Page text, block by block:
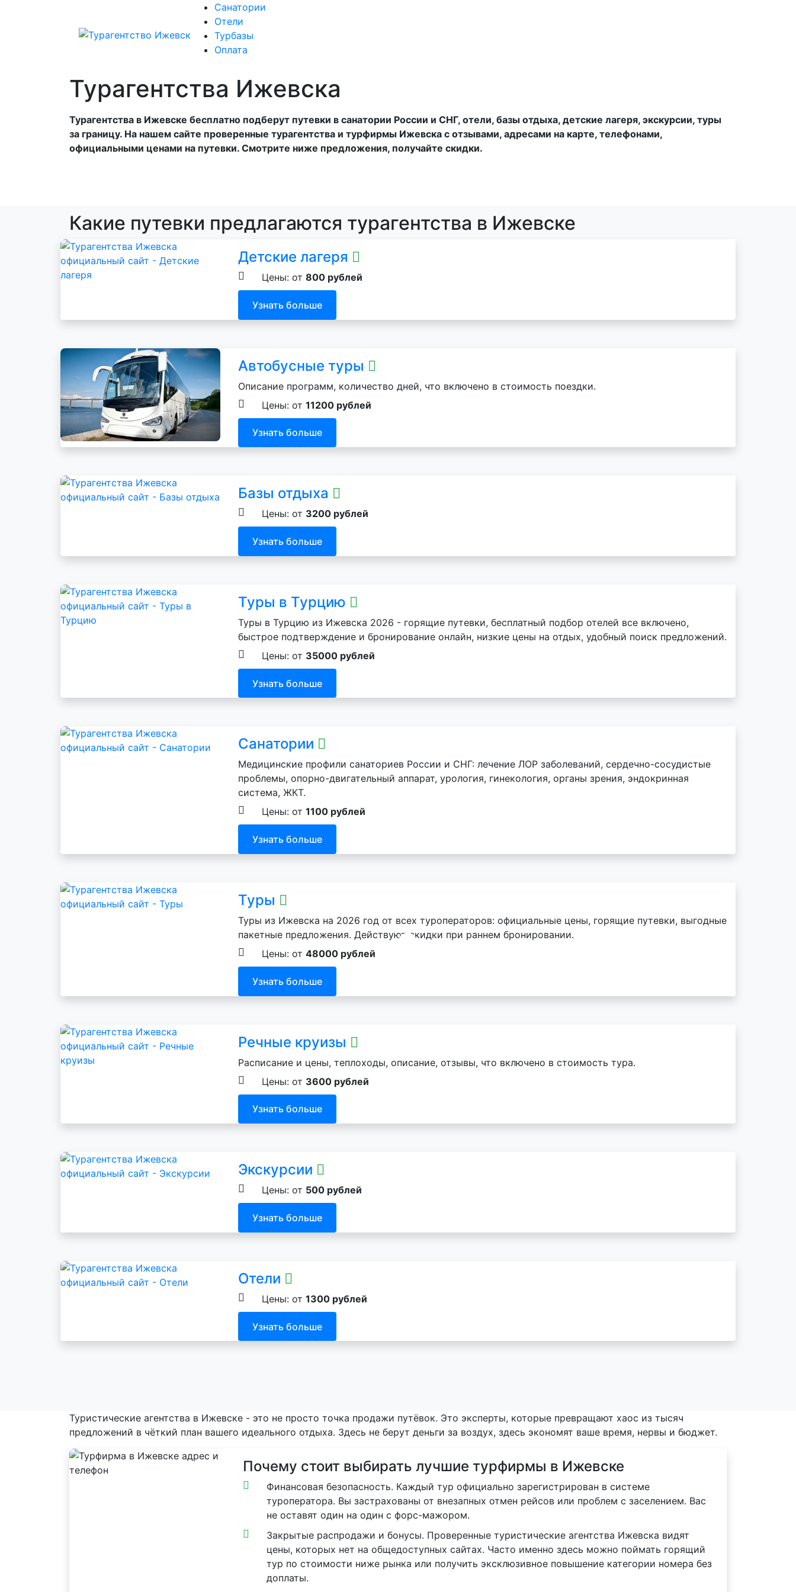
Санатории
Отели
Турбазы
Оплата
Турагентства Ижевска
Турагентства в Ижевске бесплатно подберут путевки в санатории России и СНГ, отели, базы отдыха, детские лагеря, экскурсии, туры
за границу. На нашем сайте проверенные турагентства и турфирмы Ижевска с отзывами, адресами на карте, телефонами,
официальными ценами на путевки. Смотрите ниже предложения, получайте скидки.
Какие путевки предлагаются турагентства в Ижевске
Детские лагеря
Цены: от 800 рублей
Узнать больше
Автобусные туры
Описание программ, количество дней, что включено в стоимость поездки.
Цены: от 11200 рублей
Узнать больше
Базы отдыха
Цены: от 3200 рублей
Узнать больше
Туры в Турцию
Туры в Турцию из Ижевска 2026 - горящие путевки, бесплатный подбор отелей все включено,
быстрое подтверждение и бронирование онлайн, низкие цены на отдых, удобный поиск предложений.
Цены: от 35000 рублей
Узнать больше
Санатории
Медицинские профили санаториев России и СНГ: лечение ЛОР заболеваний, сердечно-сосудистые
проблемы, опорно-двигательный аппарат, урология, гинекология, органы зрения, эндокринная
система, ЖКТ.
Цены: от 1100 рублей
Узнать больше
Туры
Туры из Ижевска на 2026 год от всех туроператоров: официальные цены, горящие путевки, выгодные
пакетные предложения. Действуют скидки при раннем бронировании.
Цены: от 48000 рублей
Узнать больше
Речные круизы
Расписание и цены, теплоходы, описание, отзывы, что включено в стоимость тура.
Цены: от 3600 рублей
Узнать больше
Экскурсии
Цены: от 500 рублей
Узнать больше
Отели
Цены: от 1300 рублей
Узнать больше
Туристические агентства в Ижевске - это не просто точка продажи путёвок. Это эксперты, которые превращают хаос из тысяч
предложений в чёткий план вашего идеального отдыха. Здесь не берут деньги за воздух, здесь экономят ваше время, нервы и бюджет.
Почему стоит выбирать лучшие турфирмы в Ижевске
Финансовая безопасность. Каждый тур официально зарегистрирован в системе
туроператора. Вы застрахованы от внезапных отмен рейсов или проблем с заселением. Вас
не оставят один на один с форс-мажором.
Закрытые распродажи и бонусы. Проверенные туристические агентства Ижевска видят
цены, которых нет на общедоступных сайтах. Часто именно здесь можно поймать горящий
тур по стоимости ниже рынка или получить эксклюзивное повышение категории номера без
доплаты.